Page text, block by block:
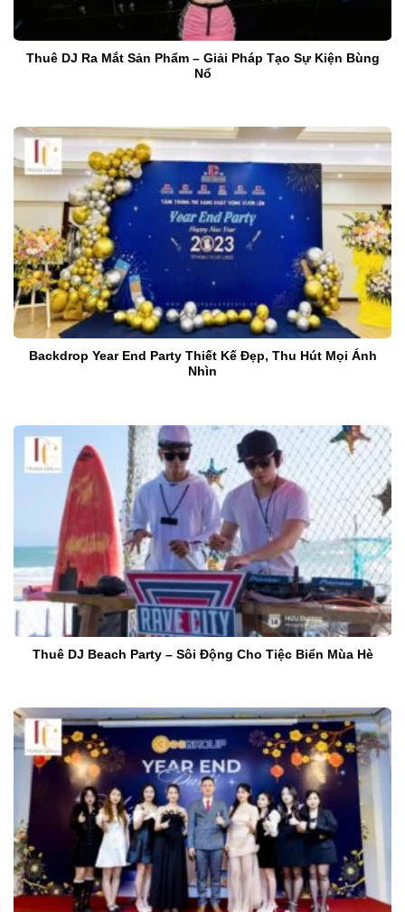
Thuê DJ Ra Mắt Sản Phẩm – Giải Pháp Tạo Sự Kiện Bùng
Nổ
Backdrop Year End Party Thiết Kế Đẹp, Thu Hút Mọi Ánh
Nhìn
Thuê DJ Beach Party – Sôi Động Cho Tiệc Biển Mùa Hè